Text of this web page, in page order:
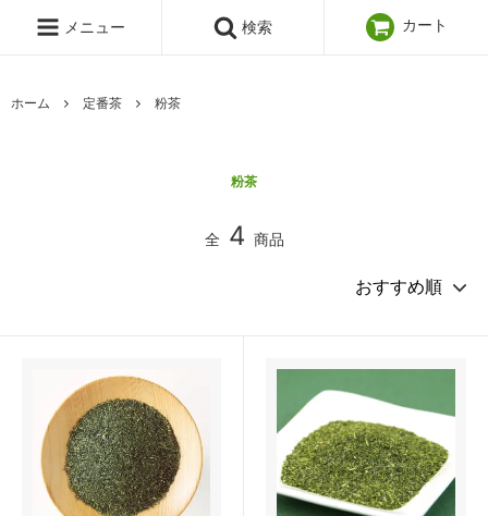
メニュー 検索 カート
ホーム 定番茶 粉茶
粉茶
全 4 商品